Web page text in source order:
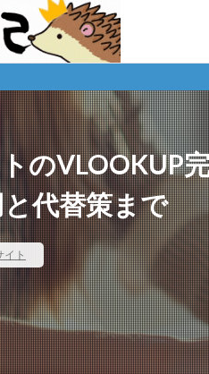
※購入先、ダウン
のVLOOKUP
代替策まで
イト